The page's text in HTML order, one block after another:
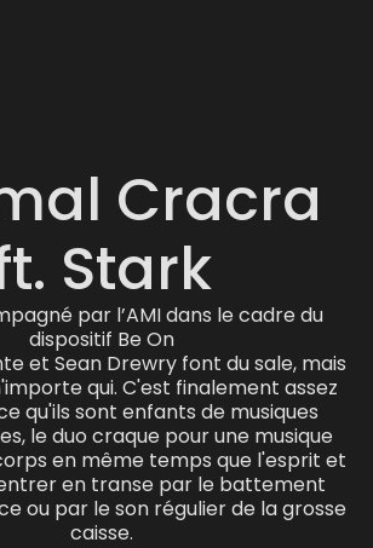
Cracra
Stark
par l’AMI dans le cadre du
dispositif Be On
et Sean Drewry font du sale, mais
qui. C'est finalement assez
qu'ils sont enfants de musiques
le duo craque pour une musique
en même temps que l'esprit et
en transe par le battement
ou par le son régulier de la grosse
caisse.